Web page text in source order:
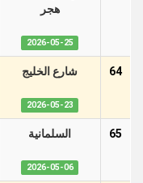
هجر
2026-05-25
64 شارع الخليج
2026-05-23
65 السلمانية
2026-05-06